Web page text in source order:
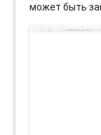
может быть